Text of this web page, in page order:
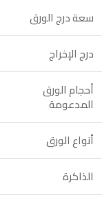
سعة درج الورق
درج الإخراج
أحجام الورق
المدعومة
أنواع الورق
الذاكرة